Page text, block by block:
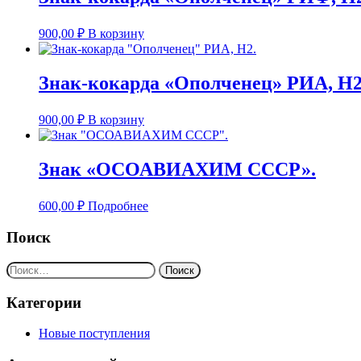
900,00 ₽ В корзину
Знак-кокарда «Ополченец» РИА,
900,00 ₽ В корзину
Знак «ОСОАВИАХИМ СССР».
600,00 ₽ Подробнее
Поиск
Найти:
Категории
Новые поступления